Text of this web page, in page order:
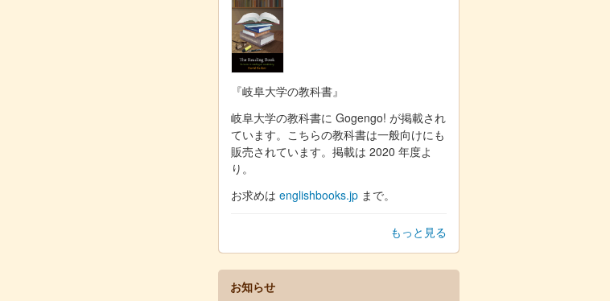
『岐阜大学の教科書』
岐阜大学の教科書に Gogengo! が掲載され
ています。こちらの教科書は一般向けにも
販売されています。掲載は 2020 年度よ
り。
お求めは englishbooks.jp まで。
もっと見る
お知らせ